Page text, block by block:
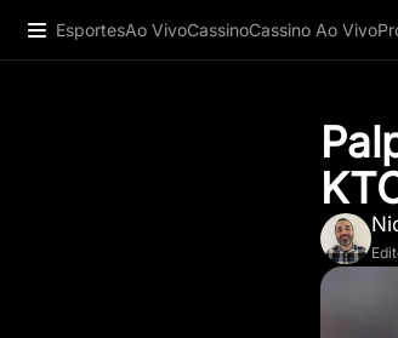
EsportesAo VivoCassinoCassino Ao Vivo